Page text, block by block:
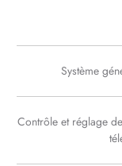
Système
Contrôle et réglage